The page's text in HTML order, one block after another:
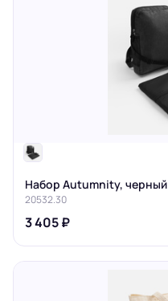
Набор Autumnity, черный
20532.30
3 405 ₽